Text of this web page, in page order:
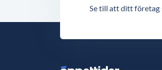
Se till att ditt företag